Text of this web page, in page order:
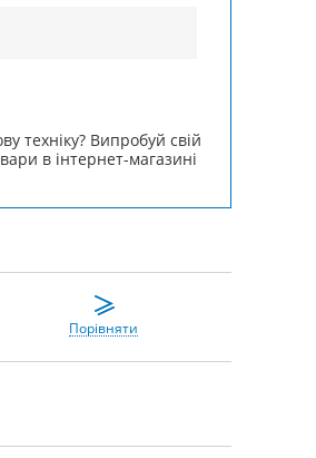
техніку? Випробуй свій
в інтернет-магазині
Порівняти